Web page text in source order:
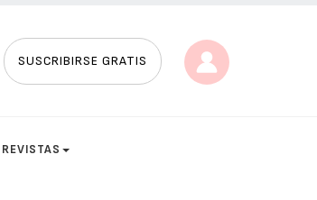
SUSCRIBIRSE GRATIS
REVISTAS